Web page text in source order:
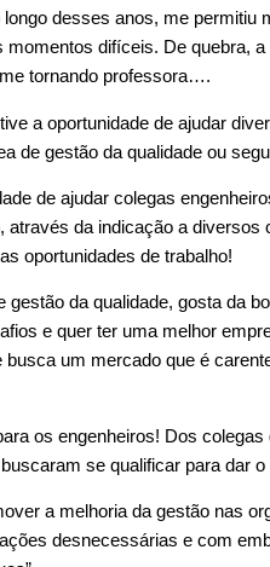
desses anos, me permitiu
difíceis. De quebra,
tornando professora….
a oportunidade de ajudar
de gestão da qualidade ou
de ajudar colegas
através da indicação a
oportunidades de trabalho!
gestão da qualidade, gosta da
e quer ter uma melhor
um mercado que é
os engenheiros! Dos
se qualificar para dar
a melhoria da gestão nas
desnecessárias e com